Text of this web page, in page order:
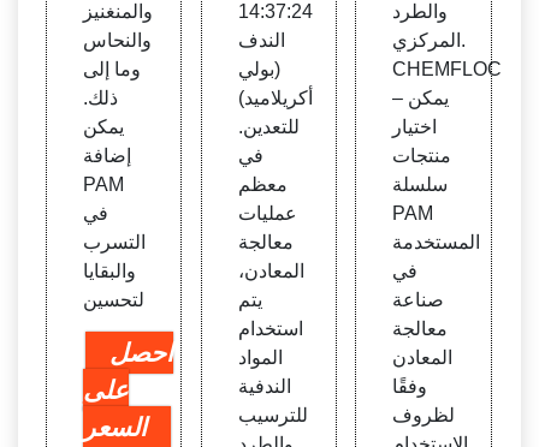
والمنغنيز
والنحاس
وما إلى
ذلك.
يمكن
إضافة
PAM
في
التسرب
والبقايا
لتحسين
احصل
على
السعر
14:37:24
الندف
(بولي
أكريلاميد)
للتعدين.
في
معظم
عمليات
معالجة
المعادن،
يتم
استخدام
المواد
الندفية
للترسيب
والطرد
المركزي.
CHEMFLOC
– يمكن
اختيار
منتجات
سلسلة
PAM
المستخدمة
في
صناعة
معالجة
المعادن
وفقًا
لظروف